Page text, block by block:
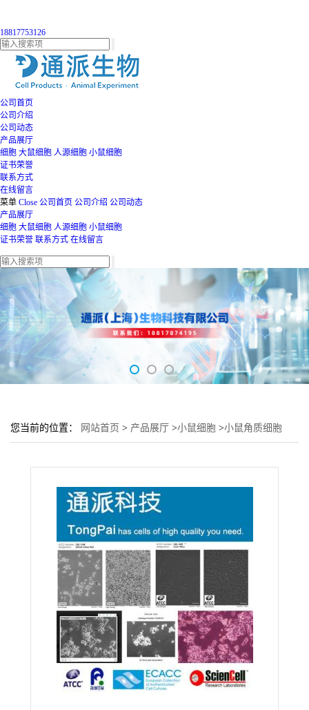
18817753126
公司首页
公司介绍
公司动态
产品展厅
细胞 大鼠细胞 人源细胞 小鼠细胞
证书荣誉
联系方式
在线留言
菜单 Close 公司首页 公司介绍 公司动态
产品展厅
细胞 大鼠细胞 人源细胞 小鼠细胞
证书荣誉 联系方式 在线留言
您当前的位置： 网站首页 > 产品展厅 >小鼠细胞 >小鼠角质细胞